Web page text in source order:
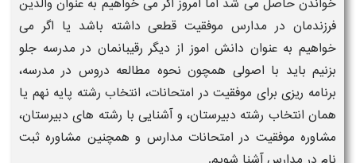
فرزندمان در مدارس موفقیت قطعیداشته باشد یا اگر می
خواهیم به عنوان دانش اموز از دیگر رقیبانمان در مدرسه جلو
بزنیم باید با اصولی همچوننحوه مطالعه دروس در مدرسه،
برنامه ریزی برای موفقیتدر امتحانات، انتخاب رشته پایه نهم یا
همان انتخاب رشته دبیرستان، وآشنایی با رشته های دبیرستان،
مشاوره موفقیت در امتحانات مدارس و همچنین مشاوره ثبت